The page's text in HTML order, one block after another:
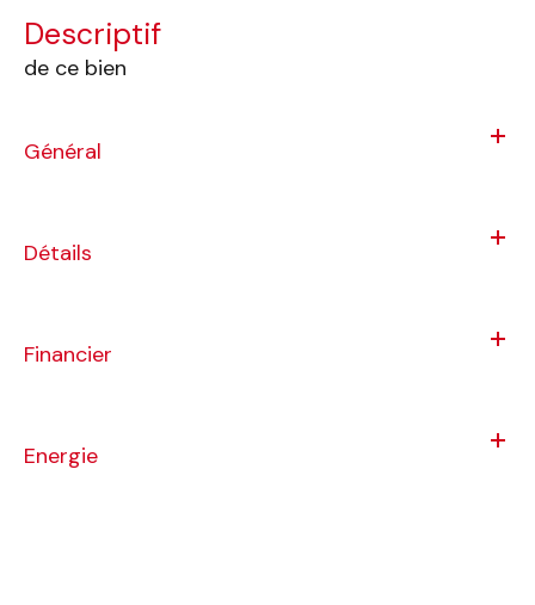
descriptif
de ce bien
Général
Détails
Financier
Energie